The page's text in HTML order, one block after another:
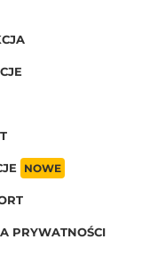
NOWE
PRYWATNOŚCI